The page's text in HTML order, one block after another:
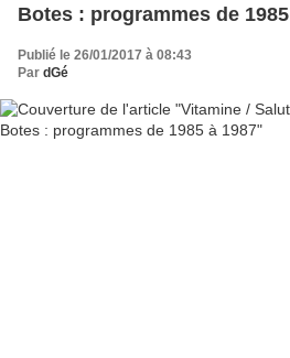
Botes : programmes de
Publié le 26/01/2017 à 08:43
Par dGé